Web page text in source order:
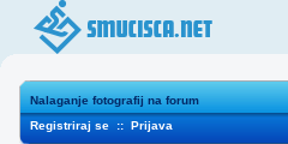
Nalaganje fotografij na forum
Registriraj se :: Prijava